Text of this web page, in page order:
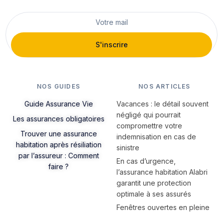
S'inscrire
NOS GUIDES
Guide Assurance Vie
Les assurances obligatoires
Trouver une assurance
habitation après résiliation
par l’assureur : Comment
faire ?
NOS ARTICLES
Vacances : le détail souvent
négligé qui pourrait
compromettre votre
indemnisation en cas de
sinistre
En cas d’urgence,
l’assurance habitation Alabri
garantit une protection
optimale à ses assurés
Fenêtres ouvertes en pleine